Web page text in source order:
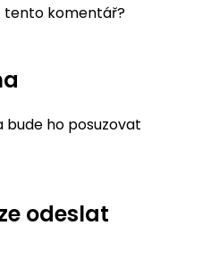
tento komentář?
bude ho posuzovat
odeslat